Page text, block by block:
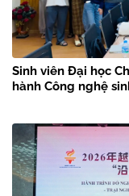
Sinh viên Đại học
hành Công nghệ